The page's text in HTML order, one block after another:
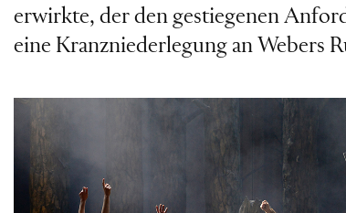
erwirkte, der den gestiegenen
eine Kranzniederlegung an Webers